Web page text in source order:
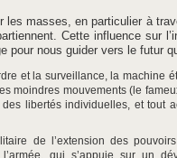
les masses, en particulier à
Cette influence sur
pour nous guider vers le futur
et la surveillance, la machine
moindres mouvements (le
des libertés individuelles, et tout
de l’extension des
qui s’appuie sur un